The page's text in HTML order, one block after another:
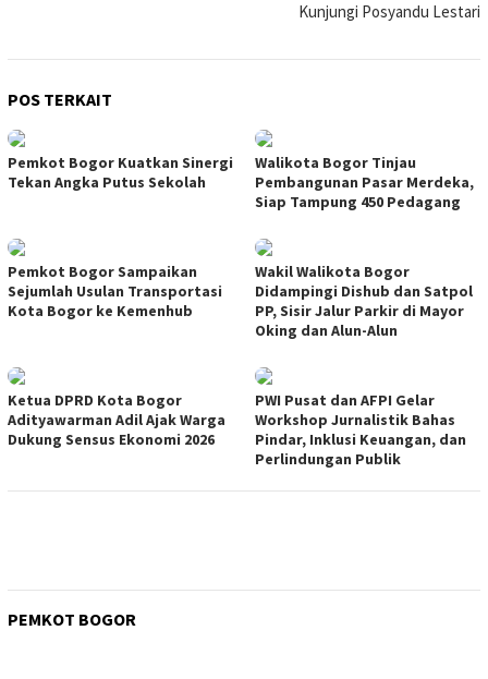
Kunjungi Posyandu Lestari
POS TERKAIT
Pemkot Bogor Kuatkan Sinergi
Tekan Angka Putus Sekolah
Walikota Bogor Tinjau
Pembangunan Pasar Merdeka,
Siap Tampung 450 Pedagang
Pemkot Bogor Sampaikan
Sejumlah Usulan Transportasi
Kota Bogor ke Kemenhub
Wakil Walikota Bogor
Didampingi Dishub dan Satpol
PP, Sisir Jalur Parkir di Mayor
Oking dan Alun-Alun
Ketua DPRD Kota Bogor
Adityawarman Adil Ajak Warga
Dukung Sensus Ekonomi 2026
PWI Pusat dan AFPI Gelar
Workshop Jurnalistik Bahas
Pindar, Inklusi Keuangan, dan
Perlindungan Publik
PEMKOT BOGOR